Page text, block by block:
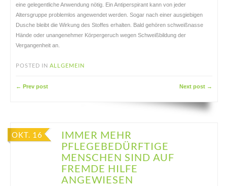
eine gelegentliche Anwendung nötig. Ein Antiperspirant kann von jeder
Altersgruppe problemlos angewendet werden. Sogar nach einer ausgiebigen
Dusche bleibt die Wirkung des Stoffes erhalten. Bald gehören schweißnasse
Hände oder unangenehmer Körpergeruch wegen Schweißbildung der
Vergangenheit an.
POSTED IN ALLGEMEIN
← Prev post Next post →
OKT. 16
IMMER MEHR
PFLEGEBEDÜRFTIGE
MENSCHEN SIND AUF
FREMDE HILFE
ANGEWIESEN